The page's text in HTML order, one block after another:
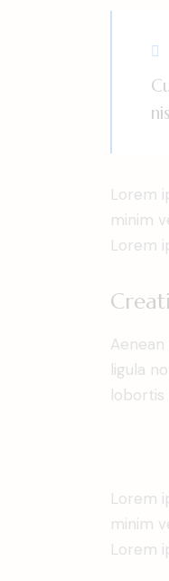
Lorem
minim
Lorem
ligula
Lorem
minim
Lorem